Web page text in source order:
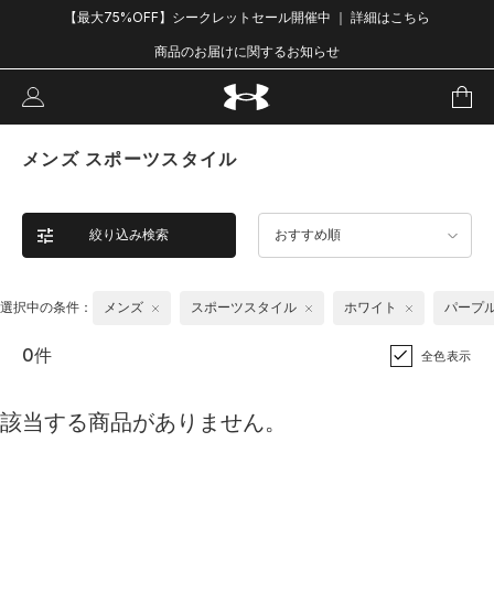
【最大75%OFF】シークレットセール開催中 ｜ 詳細はこちら
商品のお届けに関するお知らせ
メンズ スポーツスタイル
絞り込み検索 おすすめ順
選択中の条件： メンズ スポーツスタイル ホワイト パープ
0件 全色表示
該当する商品がありません。